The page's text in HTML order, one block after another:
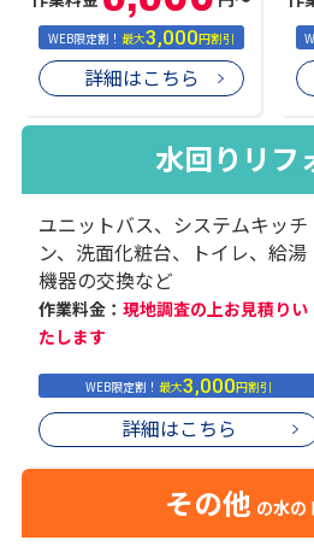
WEB限定割！最大3,000円割引
詳細はこちら
水回りリフ
ユニットバス、システムキッチ
ン、洗面化粧台、トイレ、給湯
機器の交換など
作業料金： 現地調査の上お見積りい
たします
WEB限定割！最大3,000円割引
詳細はこちら
その他 の水の